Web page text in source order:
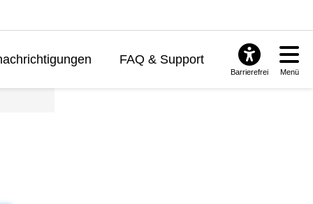
FAQ & Support
Barrierefrei Menü